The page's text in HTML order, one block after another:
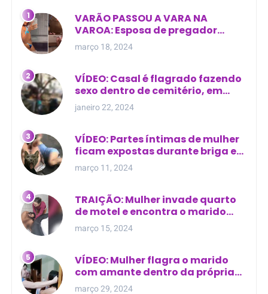
VARÃO PASSOU A VARA NA
VAROA: Esposa de pregador
evangélico descobre
relacionamento extra-conjugal
março 18, 2024
VÍDEO: Casal é flagrado fazendo
sexo dentro de cemitério, em
cima de túmulo no Maranhão
janeiro 22, 2024
VÍDEO: Partes íntimas de mulher
ficam expostas durante briga em
Manaus
março 11, 2024
TRAIÇÃO: Mulher invade quarto
de motel e encontra o marido
com outra na cama
março 15, 2024
VÍDEO: Mulher flagra o marido
com amante dentro da própria
residência
março 29, 2024